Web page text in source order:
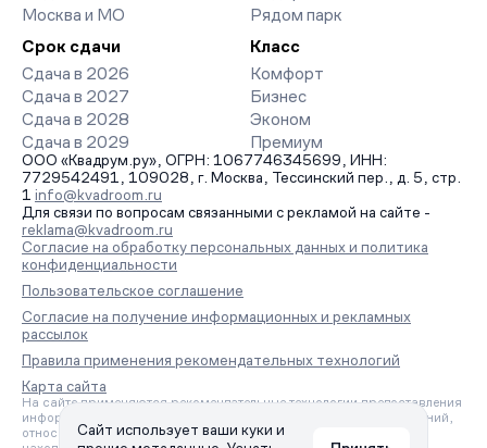
Москва и МО
Рядом парк
Срок сдачи
Сдача в 2026
Сдача в 2027
Сдача в 2028
Сдача в 2029
Класс
Комфорт
Бизнес
Эконом
Премиум
ООО «Квадрум.ру», ОГРН: 1067746345699, ИНН:
7729542491, 109028, г. Москва, Тессинский пер., д. 5, стр.
1 info@kvadroom.ru
Для связи по вопросам связанными с рекламой на сайте -
reklama@kvadroom.ru
Согласие на обработку персональных данных и политика
конфиденциальности
Пользовательское соглашение
Согласие на получение информационных и рекламных
рассылок
Правила применения рекомендательных технологий
Карта сайта
На сайте применяются рекомендательные технологии предоставления
информации на основе сбора, систематизации и анализа сведений,
относящихся к предпочтениям пользователей сети «Интернет»,
Сайт использует ваши куки и